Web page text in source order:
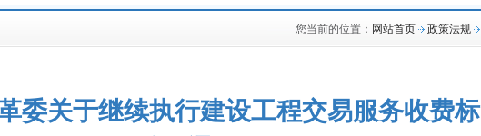
您当前的位置： 网站首页 政策法规
委关于继续执行建设工程交易服务收费标